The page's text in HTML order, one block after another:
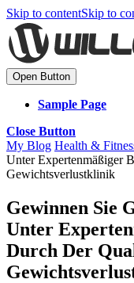
Skip to contentSkip to
Open Button
Sample Page
Close Button
My Blog Health &
Unter Expertenmäßiger
Gewichtsverlustklinik
Gewinnen Sie
Unter
Durch Der